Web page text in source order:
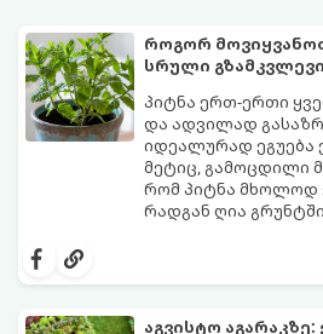
როგორ
სრული გზამკვლევი
პიტნა ერთ-ერთი
და ადვილად
იდეალურად ეგუება
მეტიც, გამოცდილი
რომ პიტნა მხოლოდ
რადგან ღია
და სხვა
გაგახარებთ
აგვისტო აგარაკზე: